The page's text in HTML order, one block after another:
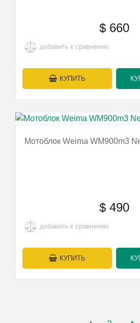
$660
добавить к сравнению
КУПИТЬ
Мотоблок Weima WM900m3
$490
добавить к сравнению
КУПИТЬ